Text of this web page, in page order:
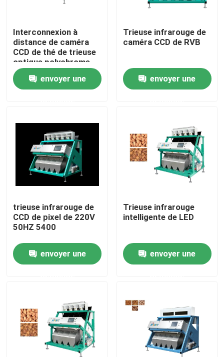
Maison
Au sujet de nous
Visite d'usine
Contactez-nous
Nouvelles
Trieuse de couleur de riz
trieuse de couleur de grain
Interconnexion à
distance de caméra
CCD de thé de trieuse
optique polychrome
de couleur
envoyer une
Trieuse infrarouge de
caméra CCD de RVB
envoyer une
trieuse infrarouge de
CCD de pixel de 220V
50HZ 5400
envoyer une
Trieuse infrarouge
intelligente de LED
envoyer une